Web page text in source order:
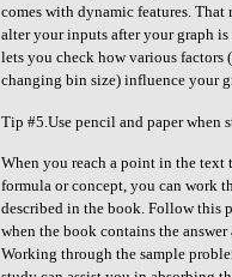
comes with dynamic features. That
alter your inputs after your graph is
lets you check how various factors
changing bin size) influence your
Tip #5.Use pencil and paper when
When you reach a point in the text
formula or concept, you can work
described in the book. Follow this
when the book contains the answer
Working through the sample